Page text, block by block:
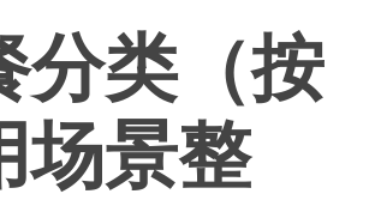
分类（按
场景整